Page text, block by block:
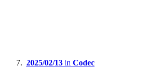
2025/02/13 in Codec